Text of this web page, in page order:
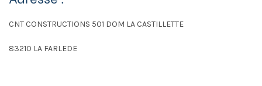
CNT CONSTRUCTIONS 501 DOM LA CASTILLETTE
83210 LA FARLEDE